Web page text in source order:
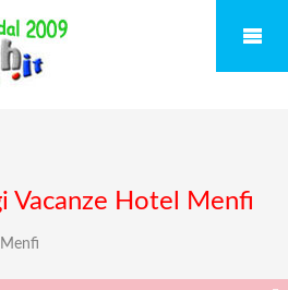
Vacanze Hotel Menfi